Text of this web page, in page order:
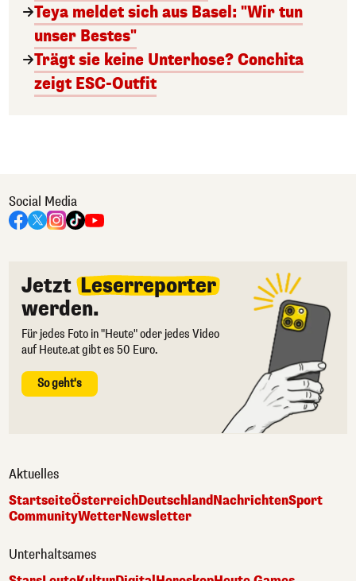
Teya meldet sich aus Basel: "Wir tun
unser Bestes"
Trägt sie keine Unterhose? Conchita
zeigt ESC-Outfit
Social Media
Jetzt Leserreporter
werden.
Für jedes Foto in "Heute" oder jedes Video
auf Heute.at gibt es 50 Euro.
So geht's
Aktuelles
StartseiteÖsterreichDeutschlandNachrichtenSport
CommunityWetterNewsletter
Unterhaltsames